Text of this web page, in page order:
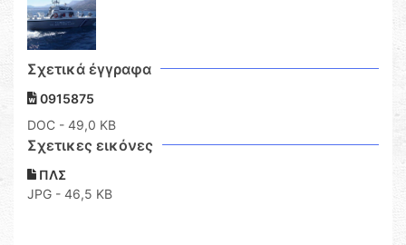
Σχετικά έγγραφα
0915875
DOC - 49,0 KB
Σχετικες εικόνες
ΠΛΣ
JPG - 46,5 KB